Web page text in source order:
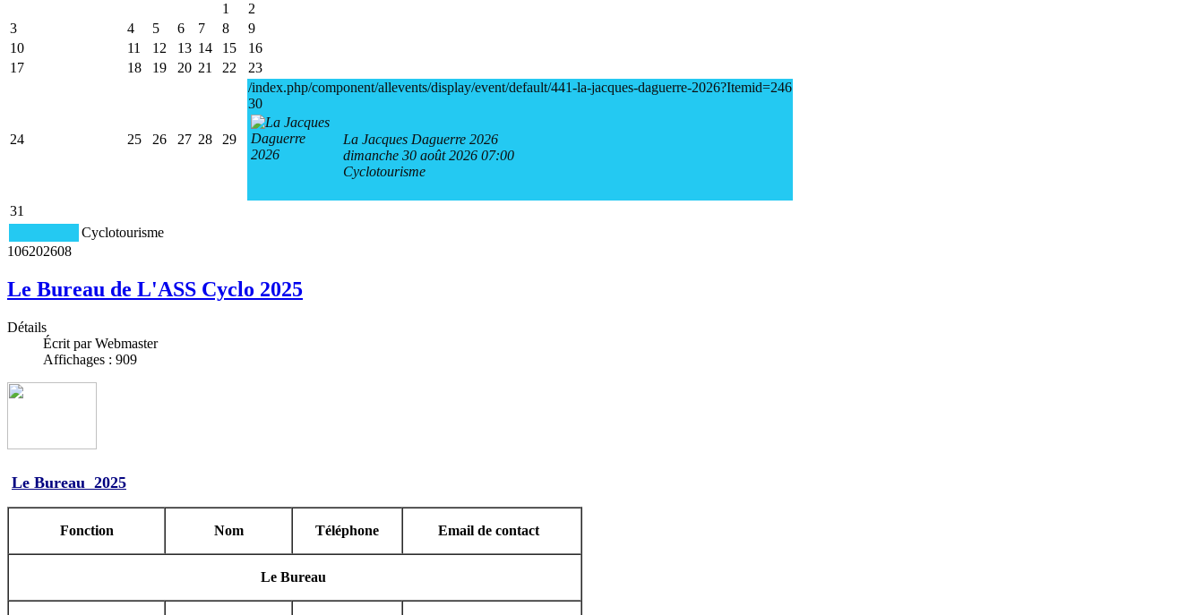
1
2
3
4 5 6 7 8
9
10
11 12 13 14 15
16
17
18 19 20 21 22 23
24 25 26 27 28 29
/index.php/component/allevents/display/event/default/441-la-jacques-daguerre-2026?Itemid=246
30
La Jacques Daguerre 2026
dimanche 30 août 2026 07:00
Cyclotourisme
31
Cyclotourisme
106202608
Le Bureau de L'ASS Cyclo 2025
Détails
Écrit par Webmaster
Affichages : 909
Le Bureau 2025
Fonction Nom Téléphone Email de contact
Le Bureau